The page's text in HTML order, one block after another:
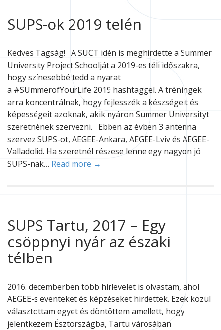
SUPS-ok 2019 telén
Kedves Tagság! A SUCT idén is meghirdette a Summer
University Project Schoolját a 2019-es téli időszakra,
hogy színesebbé tedd a nyarat
a #SUmmerofYourLife 2019 hashtaggel. A tréningek
arra koncentrálnak, hogy fejlesszék a készségeit és
képességeit azoknak, akik nyáron Summer Universityt
szeretnének szervezni. Ebben az évben 3 antenna
szervez SUPS-ot, AEGEE-Ankara, AEGEE-Lviv és AEGEE-
Valladolid. Ha szeretnél részese lenne egy nagyon jó
SUPS-nak… Read more →
SUPS Tartu, 2017 – Egy
csöppnyi nyár az északi
télben
2016. decemberben több hírlevelet is olvastam, ahol
AEGEE-s eventeket és képzéseket hirdettek. Ezek közül
választottam egyet és döntöttem amellett, hogy
jelentkezem Észtországba, Tartu városában